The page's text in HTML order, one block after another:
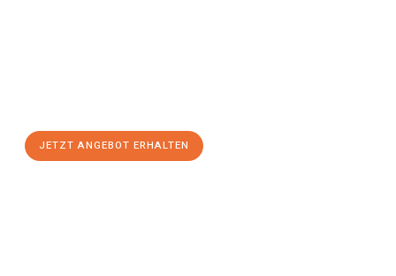
JETZT ANGEBOT ERHALTEN